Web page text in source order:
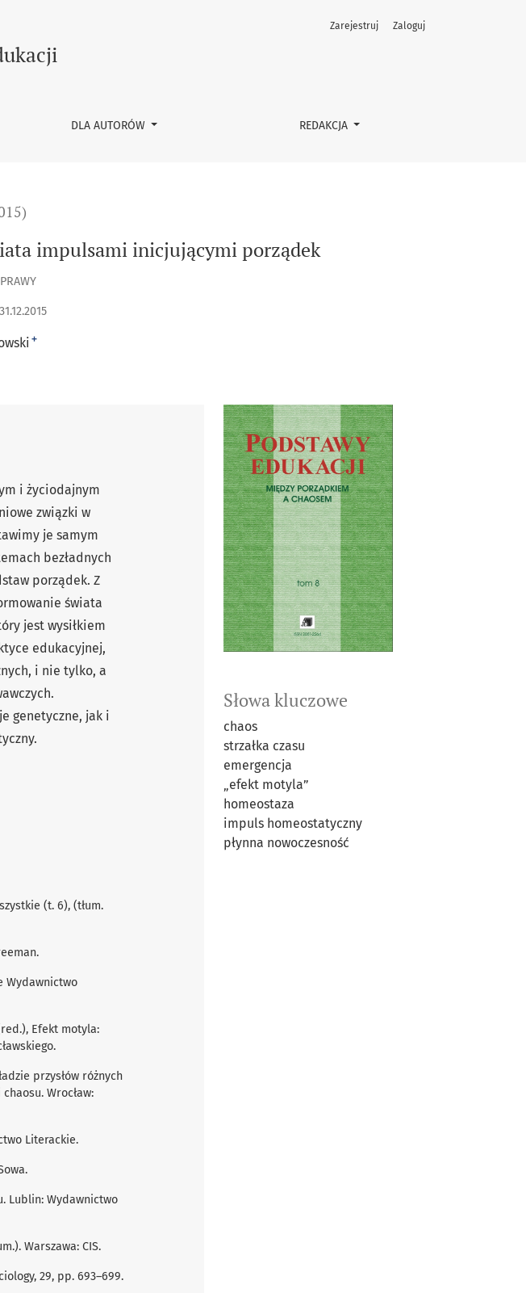
DLA AUTORÓW REDAKCJA
Zarejestruj Zaloguj
impulsami inicjującymi porządek
+
Słowa kluczowe
chaos
strzałka czasu
emergencja
„efekt motyla”
homeostaza
impuls homeostatyczny
płynna nowoczesność
i życiodajnym
związki w
je samym
bezładnych
porządek. Z
świata
jest wysiłkiem
edukacyjnej,
i nie tylko, a
genetyczne, jak i
(t. 6), (tłum.
Wydawnictwo
Efekt motyla:
przysłów różnych
Wrocław:
Literackie.
Lublin: Wydawnictwo
Warszawa: CIS.
29, pp. 693–699.